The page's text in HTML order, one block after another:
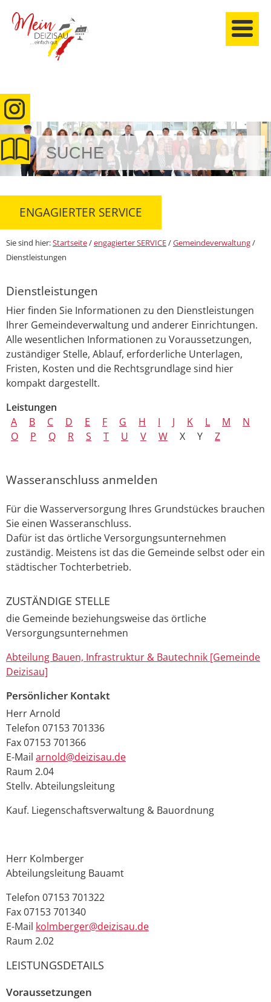
anmelden
ENGAGIERTER SERVICE
Sie sind hier:Startseite/engagierter SERVICE/Gemeindeverwaltung/
Dienstleistungen
Dienstleistungen
Hier finden Sie Informationen zu den Dienstleistungen
Ihrer Gemeindeverwaltung und anderer Einrichtungen.
Alle wesentlichen Informationen zu Voraussetzungen,
zuständiger Stelle, Ablauf, erforderliche Unterlagen,
Fristen, Kosten und die Rechtsgrundlage sind hier
kompakt dargestellt.
Leistungen
A
B C D E F G H I J K L M
N
O
P Q R S T U V W X Y Z
Wasseranschluss anmelden
Für die Wasserversorgung Ihres Grundstückes brauchen
Sie einen Wasseranschluss.
Dafür ist das örtliche Versorgungsunternehmen
zuständig. Meistens ist das die Gemeinde selbst oder ein
städtischer Tochterbetrieb.
ZUSTÄNDIGE STELLE
die Gemeinde beziehungsweise das örtliche
Versorgungsunternehmen
Abteilung Bauen, Infrastruktur & Bautechnik [Gemeinde
Deizisau]
Persönlicher Kontakt
HerrArnold
Telefon 07153 701336
Fax07153 701366
E-Mail arnold@deizisau.de
Raum 2.04
Stellv. Abteilungsleitung
Kauf. Liegenschaftsverwaltung & Bauordnung
Herr Kolmberger
Abteilungsleitung Bauamt
Telefon 07153 701322
Fax07153 701340
E-Mail kolmberger@deizisau.de
Raum 2.02
LEISTUNGSDETAILS
Voraussetzungen